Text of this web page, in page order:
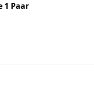
1 Paar